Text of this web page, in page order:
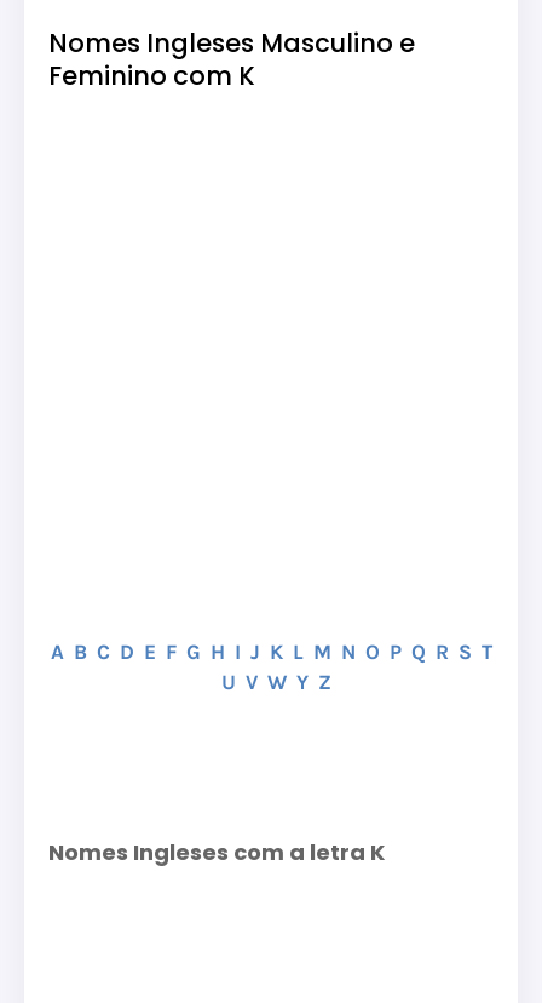
Nomes Ingleses Masculino e
Feminino com K
A B C D E F G H I J K L M N O P Q R S T
U V W Y Z
Nomes Ingleses com a letra K